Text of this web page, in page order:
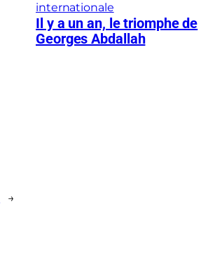
→
internationale
Il y a un an, le triomphe de
Georges Abdallah